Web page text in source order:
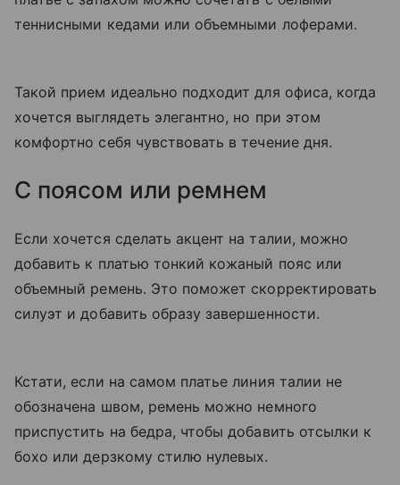
теннисными кедами или объемными лоферами.
Такой прием идеально подходит для офиса, когда
хочется выглядеть элегантно, но при этом
комфортно себя чувствовать в течение дня.
С поясом или ремнем
Если хочется сделать акцент на талии, можно
добавить к платью тонкий кожаный пояс или
объемный ремень. Это поможет скорректировать
силуэт и добавить образу завершенности.
Кстати, если на самом платье линия талии не
обозначена швом, ремень можно немного
приспустить на бедра, чтобы добавить отсылки к
бохо или дерзкому стилю нулевых.